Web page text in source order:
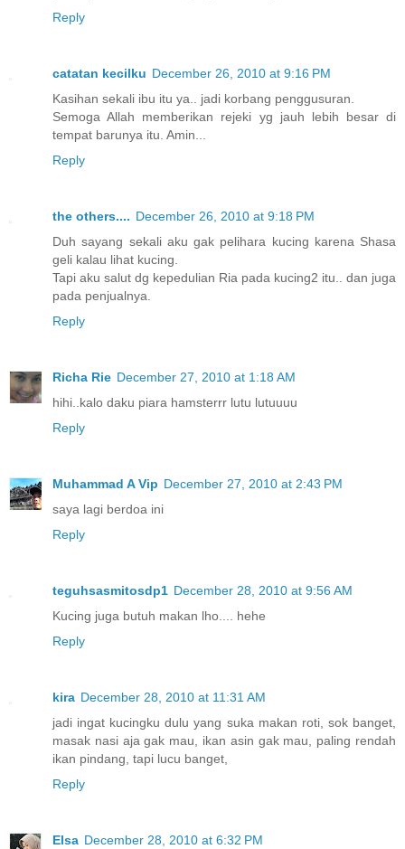
Reply
catatan kecilku December 26, 2010 at 9:16 PM
Kasihan sekali ibu itu ya.. jadi korbang penggusuran.
Semoga Allah memberikan rejeki yg jauh lebih besar di
tempat barunya itu. Amin...
Reply
the others.... December 26, 2010 at 9:18 PM
Duh sayang sekali aku gak pelihara kucing karena Shasa
geli kalau lihat kucing.
Tapi aku salut dg kepedulian Ria pada kucing2 itu.. dan juga
pada penjualnya.
Reply
Richa Rie December 27, 2010 at 1:18 AM
hihi..kalo daku piara hamsterrr lutu lutuuuu
Reply
Muhammad A Vip December 27, 2010 at 2:43 PM
saya lagi berdoa ini
Reply
teguhsasmitosdp1 December 28, 2010 at 9:56 AM
Kucing juga butuh makan lho.... hehe
Reply
kira December 28, 2010 at 11:31 AM
jadi ingat kucingku dulu yang suka makan roti, sok banget,
masak nasi aja gak mau, ikan asin gak mau, paling rendah
ikan pindang, tapi lucu banget,
Reply
Elsa December 28, 2010 at 6:32 PM